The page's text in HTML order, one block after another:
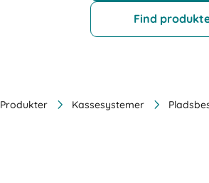
Find
Produkter Kassesystemer